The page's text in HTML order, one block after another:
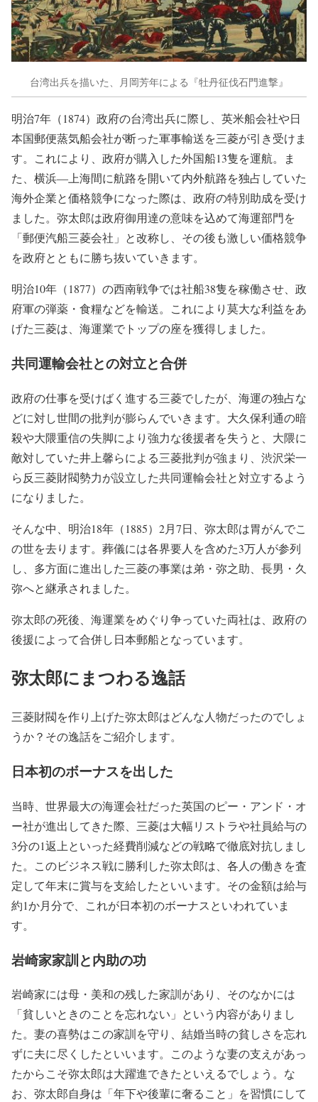
台湾出兵を描いた、月岡芳年による『牡丹征伐石門進撃』
明治7年（1874）政府の台湾出兵に際し、英米船会社や日
本国郵便蒸気船会社が断った軍事輸送を三菱が引き受けま
す。これにより、政府が購入した外国船13隻を運航。ま
た、横浜―上海間に航路を開いて内外航路を独占していた
海外企業と価格競争になった際は、政府の特別助成を受け
ました。弥太郎は政府御用達の意味を込めて海運部門を
「郵便汽船三菱会社」と改称し、その後も激しい価格競争
を政府とともに勝ち抜いていきます。
明治10年（1877）の西南戦争では社船38隻を稼働させ、政
府軍の弾薬・食糧などを輸送。これにより莫大な利益をあ
げた三菱は、海運業でトップの座を獲得しました。
共同運輸会社との対立と合併
政府の仕事を受けばく進する三菱でしたが、海運の独占な
どに対し世間の批判が膨らんでいきます。大久保利通の暗
殺や大隈重信の失脚により強力な後援者を失うと、大隈に
敵対していた井上馨らによる三菱批判が強まり、渋沢栄一
ら反三菱財閥勢力が設立した共同運輸会社と対立するよう
になりました。
そんな中、明治18年（1885）2月7日、弥太郎は胃がんでこ
の世を去ります。葬儀には各界要人を含めた3万人が参列
し、多方面に進出した三菱の事業は弟・弥之助、長男・久
弥へと継承されました。
弥太郎の死後、海運業をめぐり争っていた両社は、政府の
後援によって合併し日本郵船となっています。
弥太郎にまつわる逸話
三菱財閥を作り上げた弥太郎はどんな人物だったのでしょ
うか？その逸話をご紹介します。
日本初のボーナスを出した
当時、世界最大の海運会社だった英国のピー・アンド・オ
ー社が進出してきた際、三菱は大幅リストラや社員給与の
3分の1返上といった経費削減などの戦略で徹底対抗しまし
た。このビジネス戦に勝利した弥太郎は、各人の働きを査
定して年末に賞与を支給したといいます。その金額は給与
約1か月分で、これが日本初のボーナスといわれていま
す。
岩崎家家訓と内助の功
岩崎家には母・美和の残した家訓があり、そのなかには
「貧しいときのことを忘れない」という内容がありまし
た。妻の喜勢はこの家訓を守り、結婚当時の貧しさを忘れ
ずに夫に尽くしたといいます。このような妻の支えがあっ
たからこそ弥太郎は大躍進できたといえるでしょう。な
お、弥太郎自身は「年下や後輩に奢ること」を習慣にして